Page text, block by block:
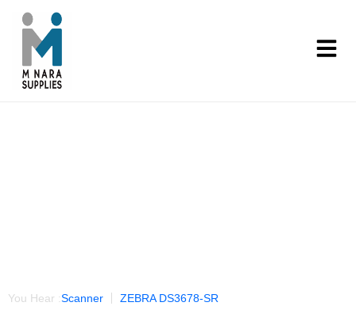
You Hear :Scanner ZEBRA DS3678-SR